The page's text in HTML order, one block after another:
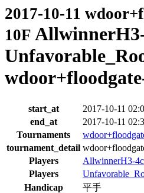
2017-10-11
10F
start_at
2017-10-11
end_at
2017-10-11
Tournaments
tournament_detail
Players
AllwinnerH3-
Players
Handicap
平手